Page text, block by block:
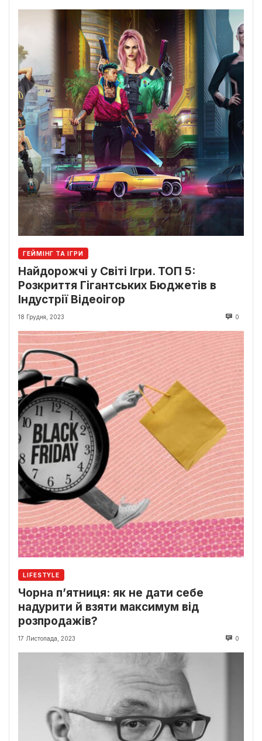
ГЕЙМІНГ ТА ІГРИ
Найдорожчі у Світі Ігри. ТОП 5:
Розкриття Гігантських Бюджетів в
Індустрії Відеоігор
18 Грудня, 2023 0
LIFESTYLE
Чорна п’ятниця: як не дати себе
надурити й взяти максимум від
розпродажів?
17 Листопада, 2023 0